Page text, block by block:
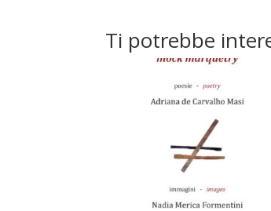
Ti potrebbe